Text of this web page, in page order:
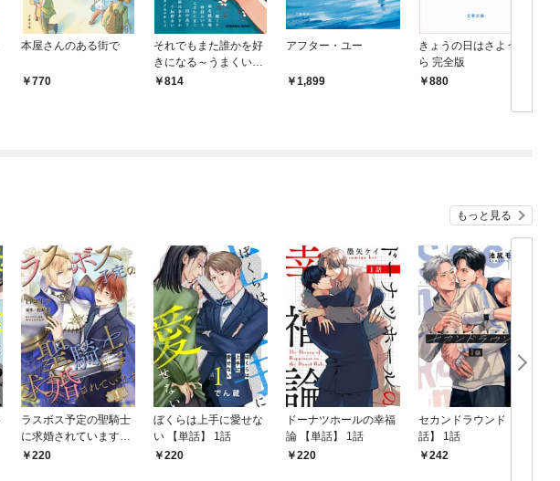
本屋さんのある街で
770
それでもまた誰かを好
きになる～うまくいか
ない恋 アンソロジー
814
アフター・ユー
1,899
きょうの日はさような
ら 完全版
880
もっと見る
ラスボス予定の聖騎士
に求婚されています
【単話】 1話
220
ぼくらは上手に愛せな
い 【単話】 1話
220
ドーナツホールの幸福
論 【単話】 1話
220
セカンドラウンド 【単
話】 1話
242